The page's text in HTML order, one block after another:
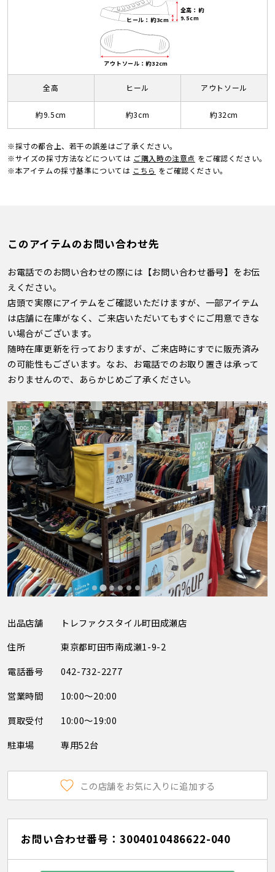
全高：約
9.5cm
ヒール：約3cm
アウトソール：約32cm
全高
約9.5cm
ヒール
約3cm
アウトソール
約32cm
※採寸の都合上、若干の誤差はご了承ください。
※サイズの採寸方法などについては ご購入時の注意点 をご確認ください。
※本アイテムの採寸基準については こちら をご確認ください。
このアイテムのお問い合わせ先
お電話でのお問い合わせの際には【お問い合わせ番号】をお伝
えください。
店頭で実際にアイテムをご確認いただけますが、一部アイテム
は店舗に在庫がなく、ご来店いただいてもすぐにご用意できな
い場合がございます。
随時在庫更新を行っておりますが、ご来店時にすでに販売済み
の可能性もございます。なお、お電話でのお取り置きは承って
おりませんので、あらかじめご了承ください。
出品店舗
トレファクスタイル町田成瀬店
住所
東京都町田市南成瀬1-9-2
電話番号
042-732-2277
営業時間
10:00～20:00
買取受付
10:00～19:00
駐車場
専用52台
この店舗をお気に入りに追加する
お問い合わせ番号：3004010486622-040